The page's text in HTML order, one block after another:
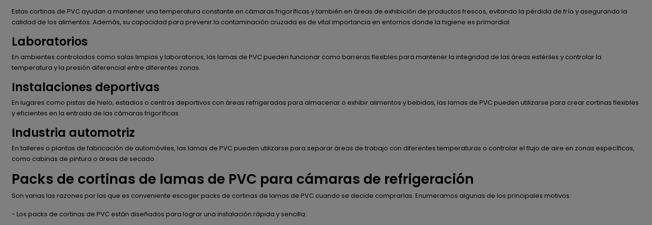
Estas cortinas de PVC ayudan a mantener una temperatura constante en cámaras frigoríficas y también en áreas de exhibición de productos frescos, evitando la pérdida de frío y asegurando la
calidad de los alimentos. Además, su capacidad para prevenir la contaminación cruzada es de vital importancia en entornos donde la higiene es primordial.
Laboratorios
En ambientes controlados como salas limpias y laboratorios, las lamas de PVC pueden funcionar como barreras flexibles para mantener la integridad de las áreas estériles y controlar la
temperatura y la presión diferencial entre diferentes zonas.
Instalaciones deportivas
En lugares como pistas de hielo, estadios o centros deportivos con áreas refrigeradas para almacenar o exhibir alimentos y bebidas, las lamas de PVC pueden utilizarse para crear cortinas flexibles
y eficientes en la entrada de las cámaras frigoríficas.
Industria automotriz
En talleres o plantas de fabricación de automóviles, las lamas de PVC pueden utilizarse para separar áreas de trabajo con diferentes temperaturas o controlar el flujo de aire en zonas específicas,
como cabinas de pintura o áreas de secado.
Packs de cortinas de lamas de PVC para cámaras de refrigeración
Son varias las razones por las que es conveniente escoger packs de cortinas de lamas de PVC cuando se decide comprarlas. Enumeramos algunas de los principales motivos:
- Los packs de cortinas de PVC están diseñados para lograr una instalación rápida y sencilla.